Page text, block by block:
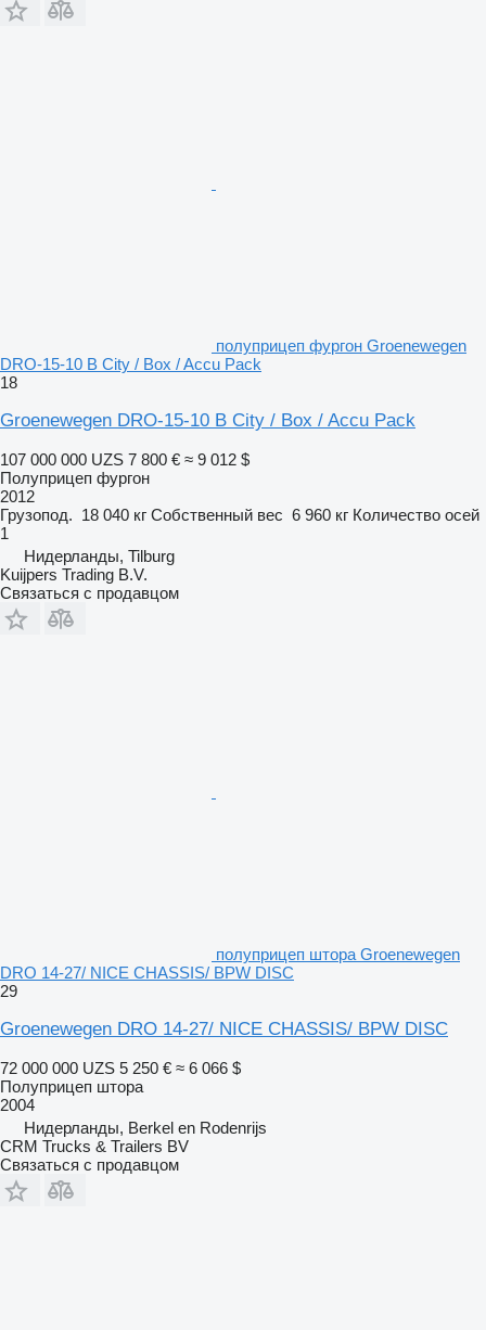
полуприцеп фургон Groenewegen
DRO-15-10 B City / Box / Accu Pack
18
Groenewegen DRO-15-10 B City / Box / Accu Pack
107 000 000 UZS 7 800 € ≈ 9 012 $
Полуприцеп фургон
2012
Грузопод. 18 040 кг Собственный вес 6 960 кг Количество осей
1
Нидерланды, Tilburg
Kuijpers Trading B.V.
Связаться с продавцом
полуприцеп штора Groenewegen
DRO 14-27/ NICE CHASSIS/ BPW DISC
29
Groenewegen DRO 14-27/ NICE CHASSIS/ BPW DISC
72 000 000 UZS 5 250 € ≈ 6 066 $
Полуприцеп штора
2004
Нидерланды, Berkel en Rodenrijs
CRM Trucks & Trailers BV
Связаться с продавцом